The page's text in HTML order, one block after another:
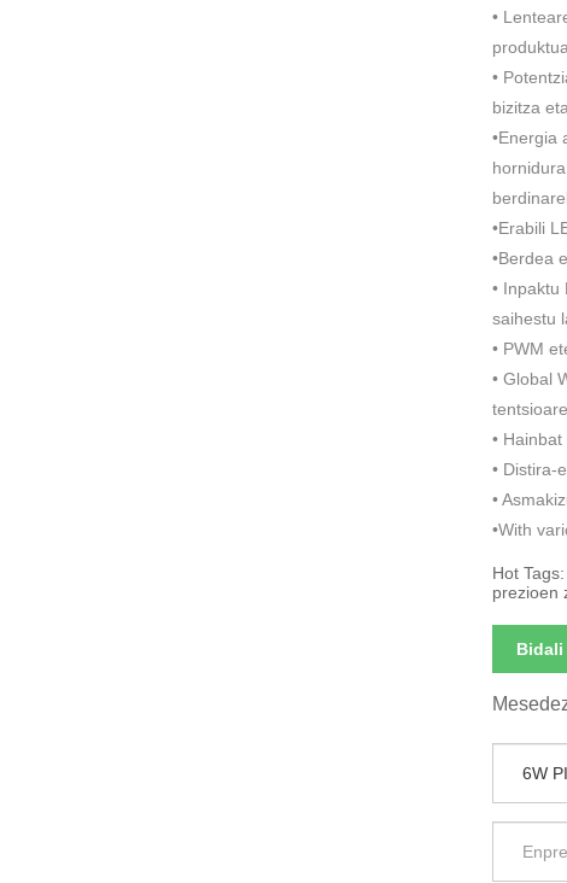
•
•
bizitza
•Energia
•Erabili
•Berdea
•
saihestu
• PWM
• Global
•
• Distira-
•
•With
Hot
prezioen